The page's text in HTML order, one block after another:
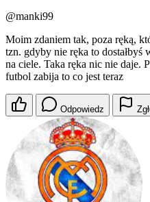
@manki99
Moim zdaniem tak, poza ręką,
tzn. gdyby nie ręka to dostałbyś
na ciele. Taka ręka nic nie daje.
futbol zabija to co jest teraz
Odpowiedz